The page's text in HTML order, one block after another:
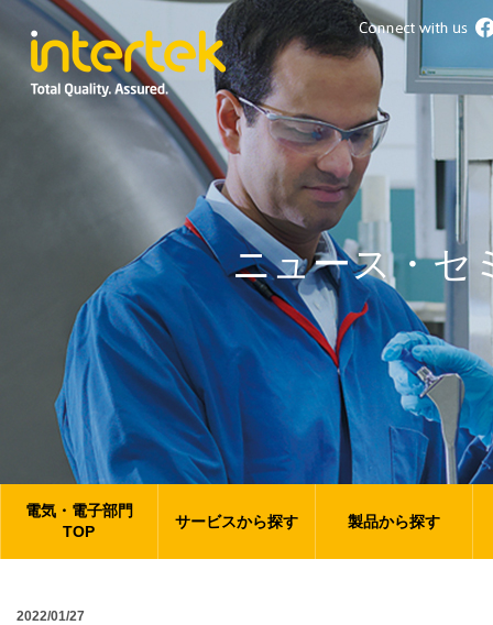
ニュース・セ
電気・電子部門
TOP
サービスから探す 製品から探す
2022/01/27